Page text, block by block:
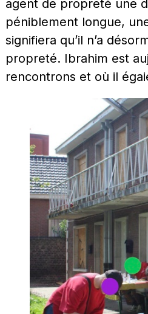
agent de propreté une
péniblement longue,
signifiera qu’il n’a
propreté. Ibrahim est
rencontrons et où il